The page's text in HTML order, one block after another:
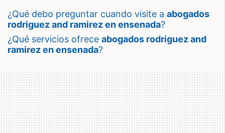
¿qué debo preguntar cuando visite a abogados
rodriguez and ramirez en ensenada?
¿qué servicios ofrece abogados rodriguez and
ramirez en ensenada?